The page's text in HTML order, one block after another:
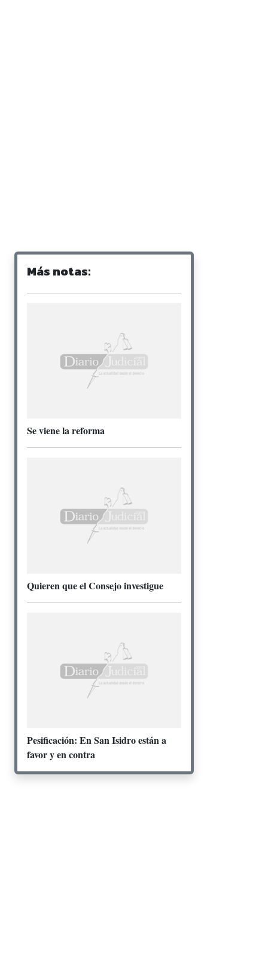
Más notas:
Se viene la reforma
Quieren que el Consejo investigue
Pesificación: En San Isidro están a
favor y en contra